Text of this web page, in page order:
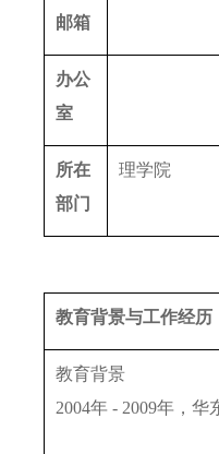
邮箱
办公
室
所在
部门
理学院
教育背景与工作经历
教育背景
2004年 - 2009年，华